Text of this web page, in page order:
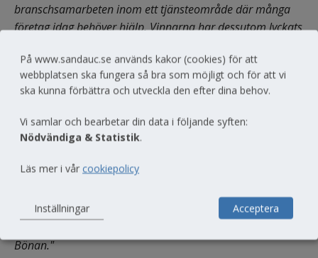
branschsamarbeten inom ett tjänsteområde där många
företag idag behöver hjälp. Vinnarna har dessutom lyckats
försäljningsframgångar. Vi ser stor framtidspotential.
Grattis See Sell UF!"
segrande ur striden när "Bästa bönan" fullständigt
charmade juryn och där motiveringen löd som följer:
"Ett besök i montern innebar en både mental och fysisk
miljö togs vi vidare till en utlottning och ett avslutande köp.
Bönan."
På www.sandauc.se används kakor (cookies) för att
webbplatsen ska fungera så bra som möjligt och för att vi
ska kunna förbättra och utveckla den efter dina behov.
Vi samlar och bearbetar din data i följande syften:
Nödvändiga & Statistik.
Läs mer i vår cookiepolicy
Inställningar Acceptera